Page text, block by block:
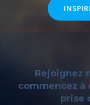
Rejoignez
commencez à
prise